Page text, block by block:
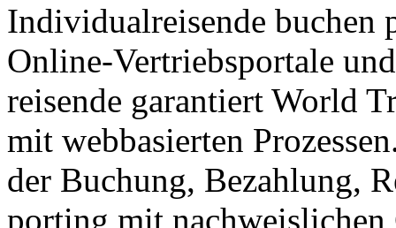
Individualreisende buchen
Online-Vertriebs­por­tale
reisen­de gar­antiert World
mit web­basier­ten
der Bu­chung, Be­zahlung,
porting mit